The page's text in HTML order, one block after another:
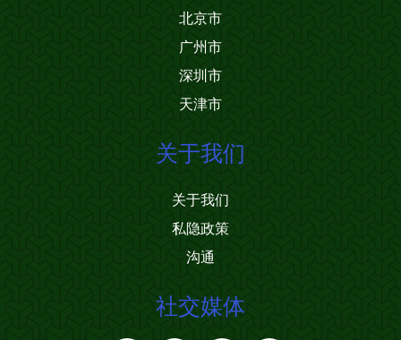
北京市
广州市
深圳市
天津市
关于我们
关于我们
私隐政策
沟通
社交媒体